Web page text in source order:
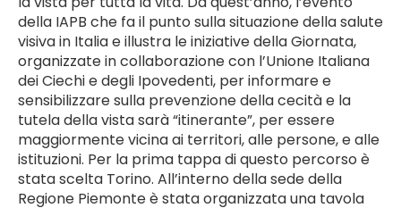
della IAPB che fa il punto sulla situazione della salute
visiva in Italia e illustra le iniziative della Giornata,
organizzate in collaborazione con l’Unione Italiana
dei Ciechi e degli Ipovedenti, per informare e
sensibilizzare sulla prevenzione della cecità e la
tutela della vista sarà “itinerante”, per essere
maggiormente vicina ai territori, alle persone, e alle
istituzioni. Per la prima tappa di questo percorso è
stata scelta Torino. All’interno della sede della
Regione Piemonte è stata organizzata una tavola